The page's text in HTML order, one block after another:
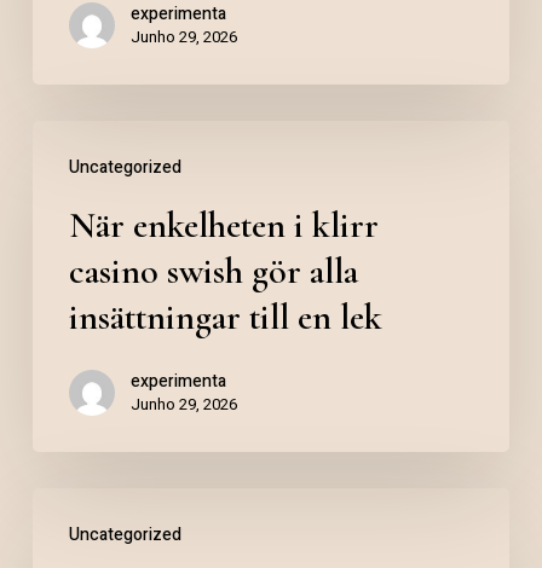
experimenta
Junho 29, 2026
Uncategorized
När enkelheten i klirr
casino swish gör alla
insättningar till en lek
experimenta
Junho 29, 2026
Uncategorized